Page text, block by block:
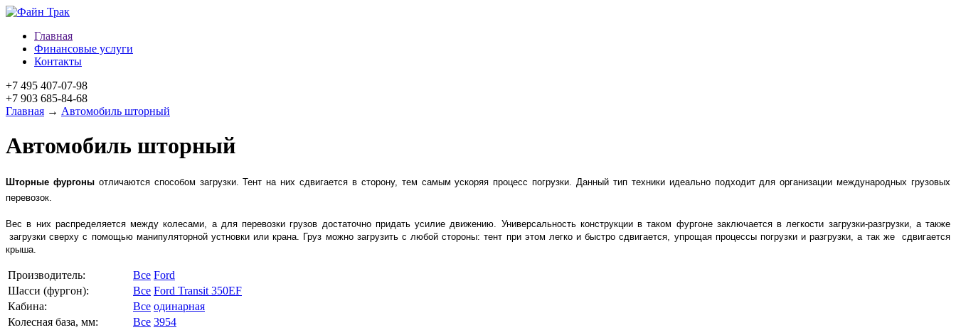
Главная
Финансовые услуги
Контакты
+7 495 407-07-98
+7 903 685-84-68
Главная → Автомобиль шторный
Автомобиль шторный
Шторные фургоныотличаются способом загрузки. Тент на них сдвигается в сторону, тем самым ускоряя процесс погрузки. Данный тип техники идеально подходит для организации международных грузовых
перевозок.
Вес в них распределяется между колесами, а для перевозки грузов достаточно придать усилие движению. Универсальность конструкции в таком фургоне заключается в легкости загрузки-разгрузки, а также
загрузки сверху с помощью манипуляторной устновки или крана. Груз можно загрузить с любой стороны: тент при этом легко и быстро сдвигается, упрощая процессы погрузки и разгрузки, а так же сдвигается
крыша.
Производитель: Все Ford
Шасси (фургон):
Все Ford Transit 350EF
Кабина:
Все одинарная
Колесная база, мм:
Все 3954